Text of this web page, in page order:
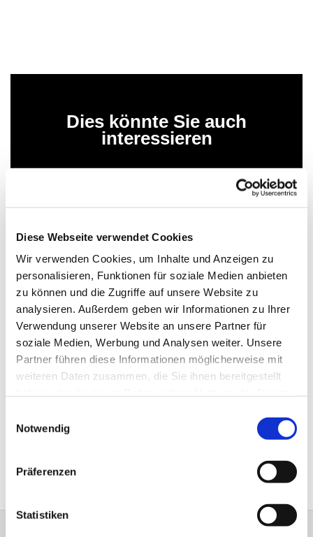
Diese Webseite verwendet Cookies
Wir verwenden Cookies, um Inhalte und Anzeigen zu
personalisieren, Funktionen für soziale Medien anbieten
zu können und die Zugriffe auf unsere Website zu
analysieren. Außerdem geben wir Informationen zu Ihrer
Verwendung unserer Website an unsere Partner für
soziale Medien, Werbung und Analysen weiter. Unsere
Partner führen diese Informationen möglicherweise mit
weiteren Daten zusammen, die Sie ihnen bereitgestellt
Notwendig
Präferenzen
Statistiken
Dies könnte Sie auch
interessieren